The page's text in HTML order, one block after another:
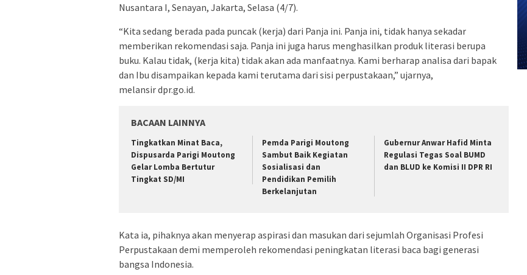
Nusantara I, Senayan, Jakarta, Selasa (4/7).
“Kita sedang berada pada puncak (kerja) dari Panja ini. Panja ini, tidak hanya sekadar
memberikan rekomendasi saja. Panja ini juga harus menghasilkan produk literasi berupa
buku. Kalau tidak, (kerja kita) tidak akan ada manfaatnya. Kami berharap analisa dari bapak
dan Ibu disampaikan kepada kami terutama dari sisi perpustakaan,” ujarnya,
melansir dpr.go.id.
BACAAN LAINNYA
Tingkatkan Minat Baca,
Dispusarda Parigi Moutong
Gelar Lomba Bertutur
Tingkat SD/MI
Pemda Parigi Moutong
Sambut Baik Kegiatan
Sosialisasi dan
Pendidikan Pemilih
Berkelanjutan
Gubernur Anwar Hafid Minta
Regulasi Tegas Soal BUMD
dan BLUD ke Komisi II DPR RI
Kata ia, pihaknya akan menyerap aspirasi dan masukan dari sejumlah Organisasi Profesi
Perpustakaan demi memperoleh rekomendasi peningkatan literasi baca bagi generasi
bangsa Indonesia.